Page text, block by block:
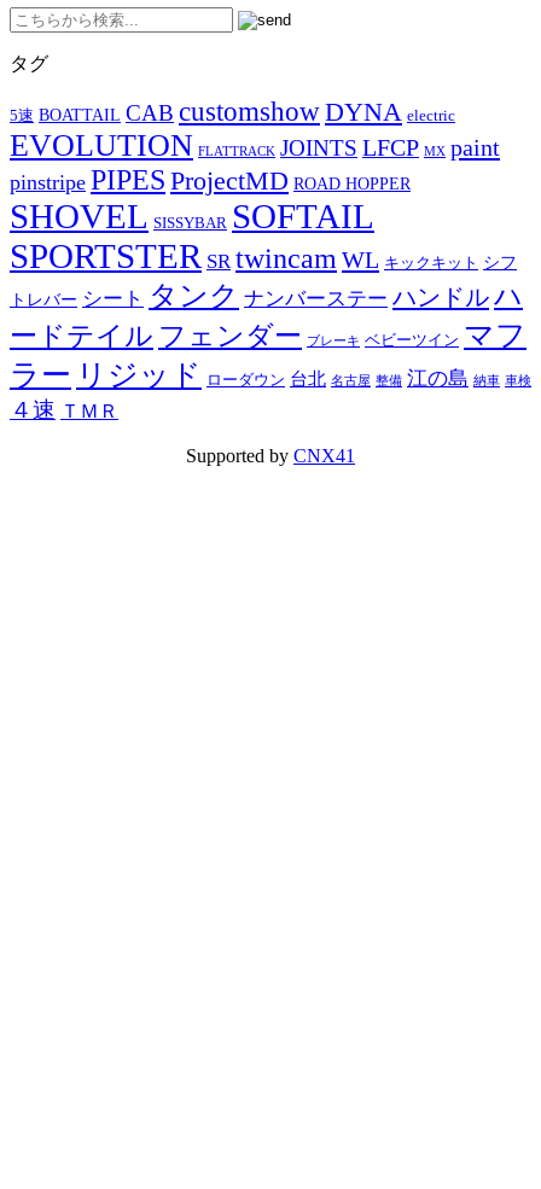
タグ
5速 BOATTAIL CAB customshowDYNA electric
EVOLUTION FLATTRACK JOINTS LFCP MX paint
pinstripe PIPES ProjectMD ROAD HOPPER
SHOVEL SISSYBAR SOFTAIL
SPORTSTER SR twincamWL キックキット シフ
トレバー シート タンク ナンバーステー ハンドルハ
ードテイル フェンダー ブレーキ ベビーツイン マフ
ラー リジッド ローダウン 台北 名古屋 整備 江の島 納車 車検
４速 ＴＭＲ
Supported by CNX41